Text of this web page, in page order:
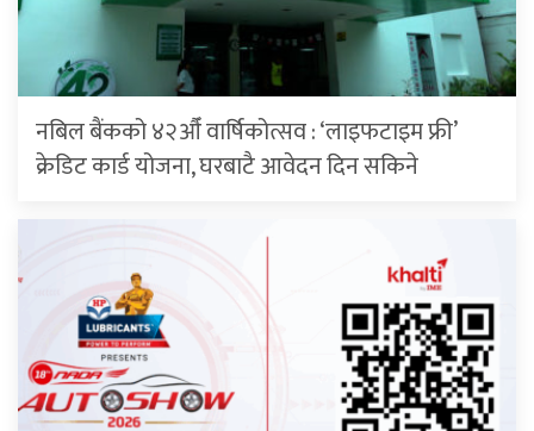
नबिल बैंकको ४२औँ वार्षिकोत्सव : ‘लाइफटाइम फ्री’
क्रेडिट कार्ड योजना, घरबाटै आवेदन दिन सकिने